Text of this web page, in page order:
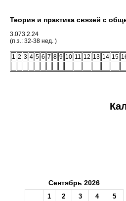
Теория и практика связей с
3.073.2.24
(п.з.: 32-38 нед. )
1 2 3 4 5 6 7 8 9 10 11 12 13 14 15
Сентябрь 2026
1 2 3 4
5